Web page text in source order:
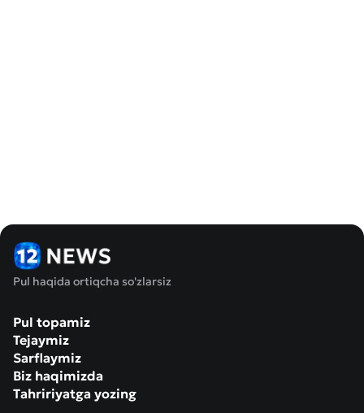
Pul haqida ortiqcha so'zlarsiz
Pul topamiz
Tejaymiz
Sarflaymiz
Biz haqimizda
Tahririyatga yozing